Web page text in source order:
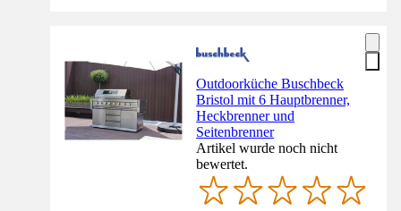
Outdoorküche Buschbeck
Bristol mit 6 Hauptbrenner,
Heckbrenner und
Seitenbrenner
Artikel wurde noch nicht
bewertet.